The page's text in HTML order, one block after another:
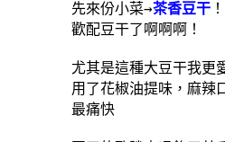
先來份小菜→茶香豆干
歡配豆干了啊啊啊！
尤其是這種大豆干我更
用了花椒油提味，麻辣
最痛快